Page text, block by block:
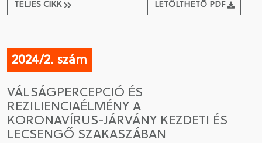
TELJES CIKK LETÖLTHETŐ PDF
2024/2. szám
VÁLSÁGPERCEPCIÓ ÉS
REZILIENCIAÉLMÉNY A
KORONAVÍRUS-JÁRVÁNY KEZDETI ÉS
LECSENGŐ SZAKASZÁBAN